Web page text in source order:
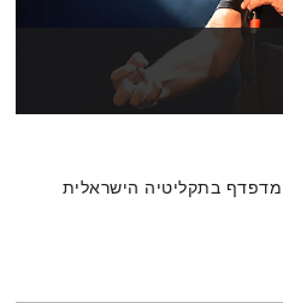
מדפדף בתקליטיה הישראלית